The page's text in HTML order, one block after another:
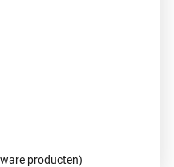
producten)